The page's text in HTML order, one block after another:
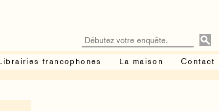
francophones La maison Contact